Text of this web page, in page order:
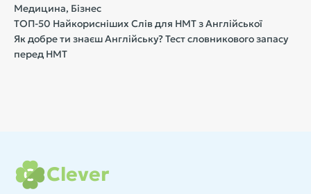
Медицина, Бізнес
ТОП-50 Найкорисніших Слів для НМТ з Англійської
Як добре ти знаєш Англійську? Тест словникового запасу
перед НМТ
Clever